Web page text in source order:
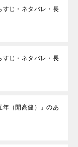
すじ・ネタバレ・長
すじ・ネタバレ・長
年（開高健）」のあ